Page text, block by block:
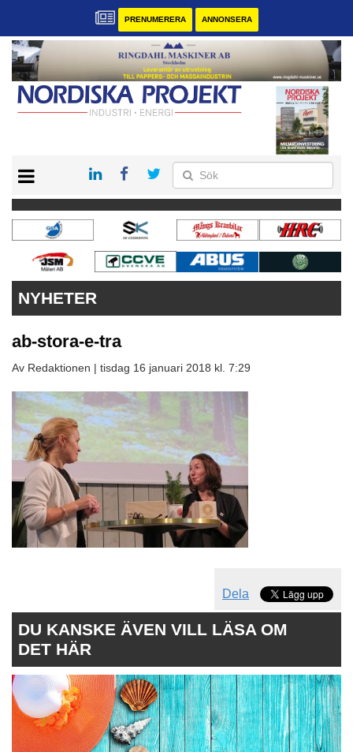
PRENUMERERA ANNONSERA
KONTAKT
VÅRA ANDRA MAGASIN
PRENUMERERA
ANNONSERA
NYHETER
ab-stora-e-tra
Av Redaktionen | tisdag 16 januari 2018 kl. 7:29
Dela
DU KANSKE ÄVEN VILL LÄSA OM
DET HÄR